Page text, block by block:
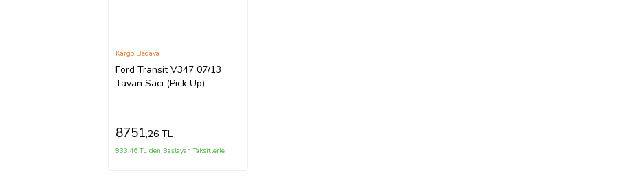
Ford Transit V347 07/13
Tavan Sacı (Pıck Up)
Kargo Bedava
8751,26 TL
933,46 TL'den Başlayan Taksitlerle